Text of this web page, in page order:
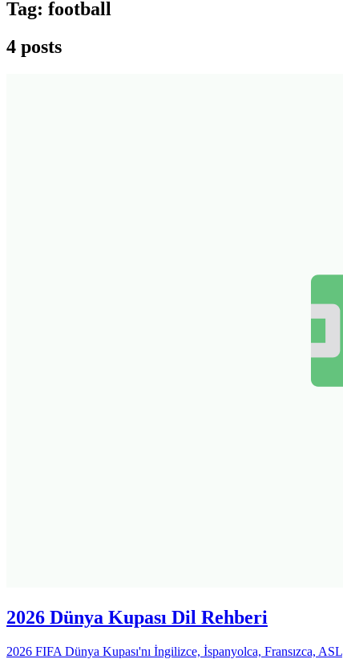
Tag: football
4 posts
2026 Dünya Kupası Dil Rehberi
2026 FIFA Dünya Kupası'nı İngilizce, İspanyolca, Fransızca,